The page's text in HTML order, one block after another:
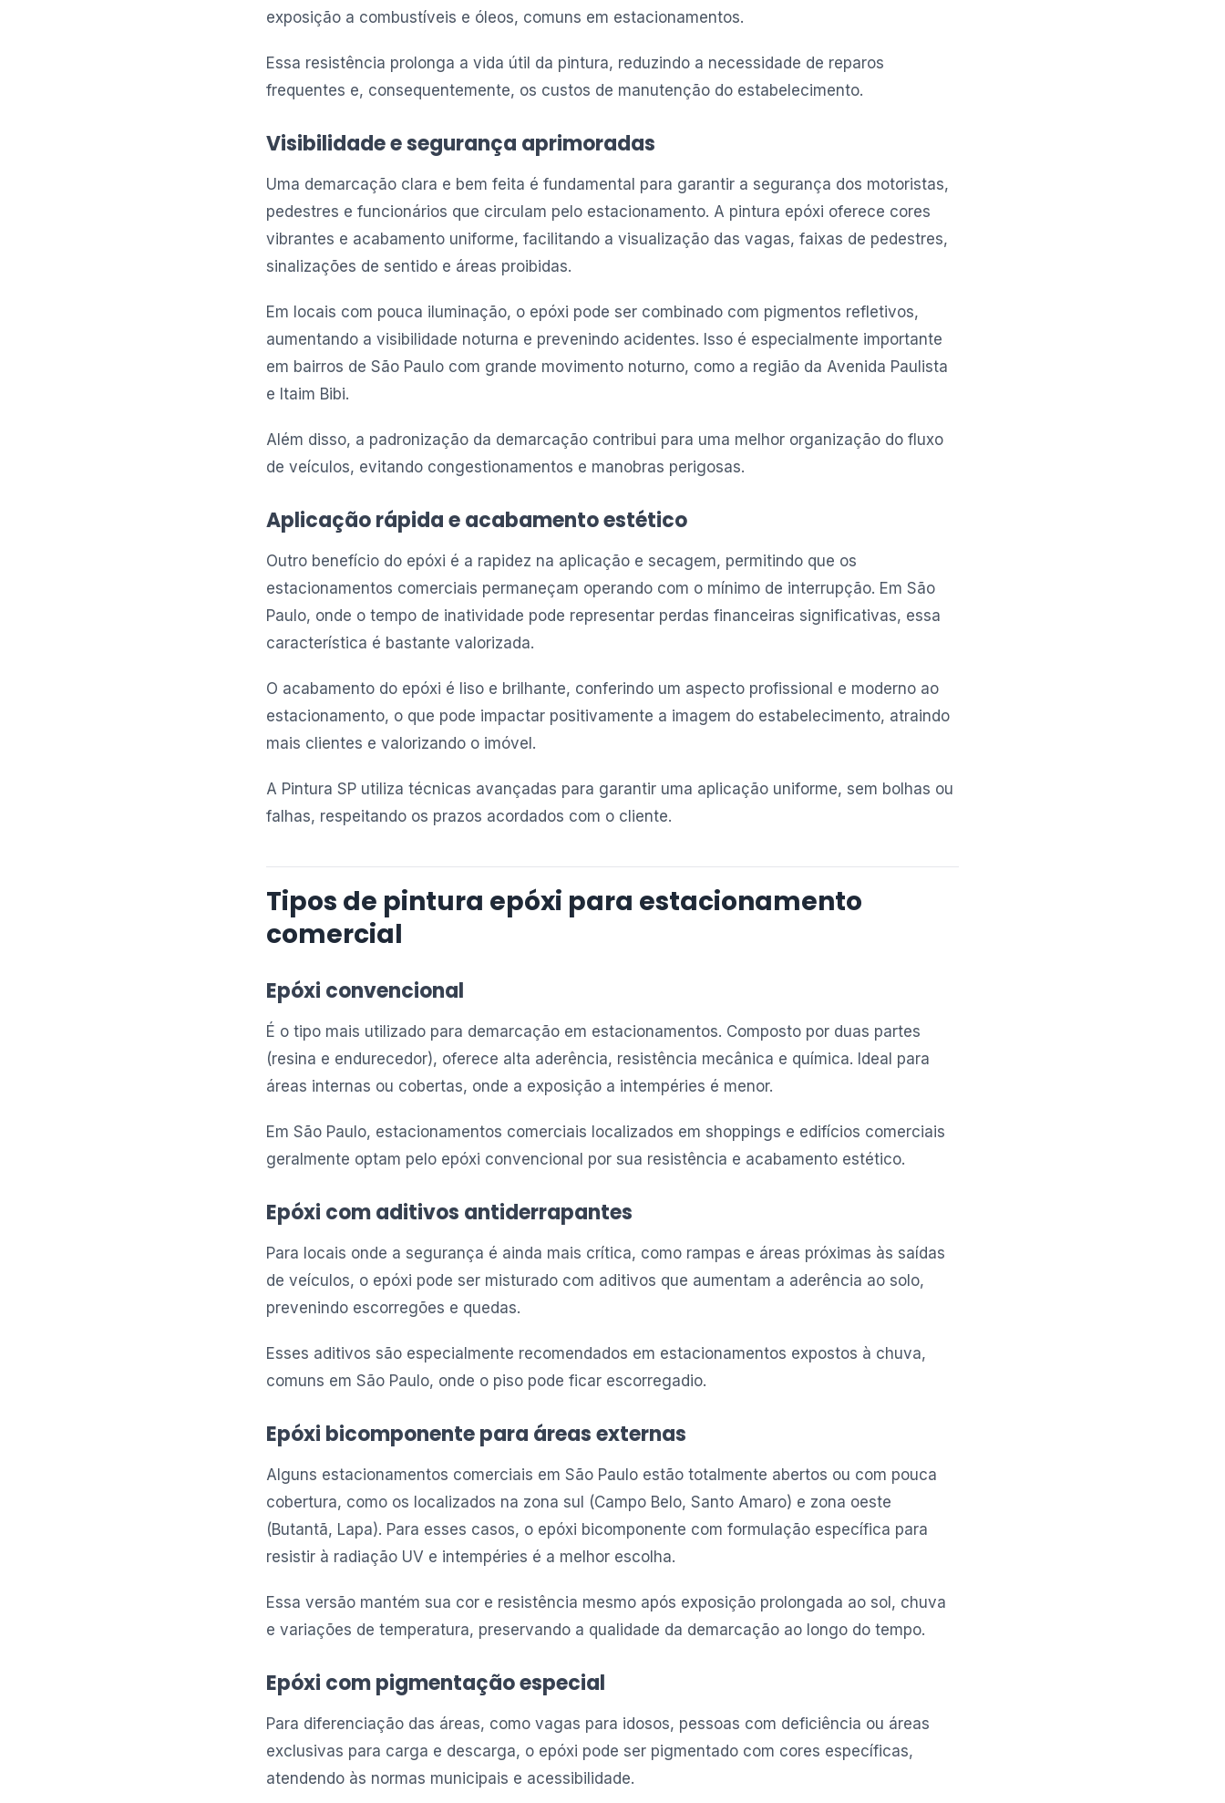
exposição a combustíveis e óleos, comuns em estacionamentos.
Essa resistência prolonga a vida útil da pintura, reduzindo a necessidade de reparos
frequentes e, consequentemente, os custos de manutenção do estabelecimento.
Visibilidade e segurança aprimoradas
Uma demarcação clara e bem feita é fundamental para garantir a segurança dos motoristas,
pedestres e funcionários que circulam pelo estacionamento. A pintura epóxi oferece cores
vibrantes e acabamento uniforme, facilitando a visualização das vagas, faixas de pedestres,
sinalizações de sentido e áreas proibidas.
Em locais com pouca iluminação, o epóxi pode ser combinado com pigmentos refletivos,
aumentando a visibilidade noturna e prevenindo acidentes. Isso é especialmente importante
em bairros de São Paulo com grande movimento noturno, como a região da Avenida Paulista
e Itaim Bibi.
Além disso, a padronização da demarcação contribui para uma melhor organização do fluxo
de veículos, evitando congestionamentos e manobras perigosas.
Aplicação rápida e acabamento estético
Outro benefício do epóxi é a rapidez na aplicação e secagem, permitindo que os
estacionamentos comerciais permaneçam operando com o mínimo de interrupção. Em São
Paulo, onde o tempo de inatividade pode representar perdas financeiras significativas, essa
característica é bastante valorizada.
O acabamento do epóxi é liso e brilhante, conferindo um aspecto profissional e moderno ao
estacionamento, o que pode impactar positivamente a imagem do estabelecimento, atraindo
mais clientes e valorizando o imóvel.
A Pintura SP utiliza técnicas avançadas para garantir uma aplicação uniforme, sem bolhas ou
falhas, respeitando os prazos acordados com o cliente.
Tipos de pintura epóxi para estacionamento
comercial
Epóxi convencional
É o tipo mais utilizado para demarcação em estacionamentos. Composto por duas partes
(resina e endurecedor), oferece alta aderência, resistência mecânica e química. Ideal para
áreas internas ou cobertas, onde a exposição a intempéries é menor.
Em São Paulo, estacionamentos comerciais localizados em shoppings e edifícios comerciais
geralmente optam pelo epóxi convencional por sua resistência e acabamento estético.
Epóxi com aditivos antiderrapantes
Para locais onde a segurança é ainda mais crítica, como rampas e áreas próximas às saídas
de veículos, o epóxi pode ser misturado com aditivos que aumentam a aderência ao solo,
prevenindo escorregões e quedas.
Esses aditivos são especialmente recomendados em estacionamentos expostos à chuva,
comuns em São Paulo, onde o piso pode ficar escorregadio.
Epóxi bicomponente para áreas externas
Alguns estacionamentos comerciais em São Paulo estão totalmente abertos ou com pouca
cobertura, como os localizados na zona sul (Campo Belo, Santo Amaro) e zona oeste
(Butantã, Lapa). Para esses casos, o epóxi bicomponente com formulação específica para
resistir à radiação UV e intempéries é a melhor escolha.
Essa versão mantém sua cor e resistência mesmo após exposição prolongada ao sol, chuva
e variações de temperatura, preservando a qualidade da demarcação ao longo do tempo.
Epóxi com pigmentação especial
Para diferenciação das áreas, como vagas para idosos, pessoas com deficiência ou áreas
exclusivas para carga e descarga, o epóxi pode ser pigmentado com cores específicas,
atendendo às normas municipais e acessibilidade.